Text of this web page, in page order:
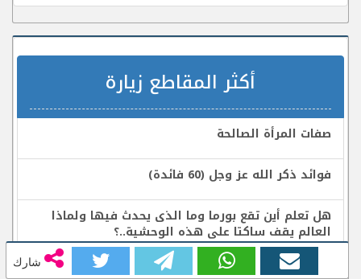
شارك
أكثر المقاطع زيارة
صفات المرأة الصالحة
فوائد ذكر الله عز وجل (60 فائدة)
هل تعلم أين تقع بورما وما الذى يحدث فيها ولماذا
العالم يقف ساكتا على هذه الوحشية..؟
هل تعلم أن سيد قطب سب ثلاثة من الأنبياء؟ (موسى